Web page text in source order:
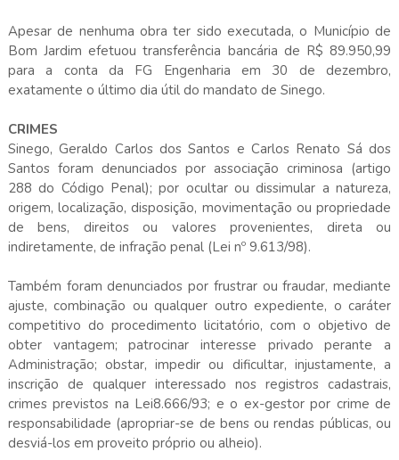
Apesar de nenhuma obra ter sido executada, o Município de
Bom Jardim efetuou transferência bancária de R$ 89.950,99
para a conta da FG Engenharia em 30 de dezembro,
exatamente o último dia útil do mandato de Sinego.
CRIMES
Sinego, Geraldo Carlos dos Santos e Carlos Renato Sá dos
Santos foram denunciados por associação criminosa (artigo
288 do Código Penal); por ocultar ou dissimular a natureza,
origem, localização, disposição, movimentação ou propriedade
de bens, direitos ou valores provenientes, direta ou
indiretamente, de infração penal (Lei nº 9.613/98).
Também foram denunciados por frustrar ou fraudar, mediante
ajuste, combinação ou qualquer outro expediente, o caráter
competitivo do procedimento licitatório, com o objetivo de
obter vantagem; patrocinar interesse privado perante a
Administração; obstar, impedir ou dificultar, injustamente, a
inscrição de qualquer interessado nos registros cadastrais,
crimes previstos na Lei8.666/93; e o ex-gestor por crime de
responsabilidade (apropriar-se de bens ou rendas públicas, ou
desviá-los em proveito próprio ou alheio).